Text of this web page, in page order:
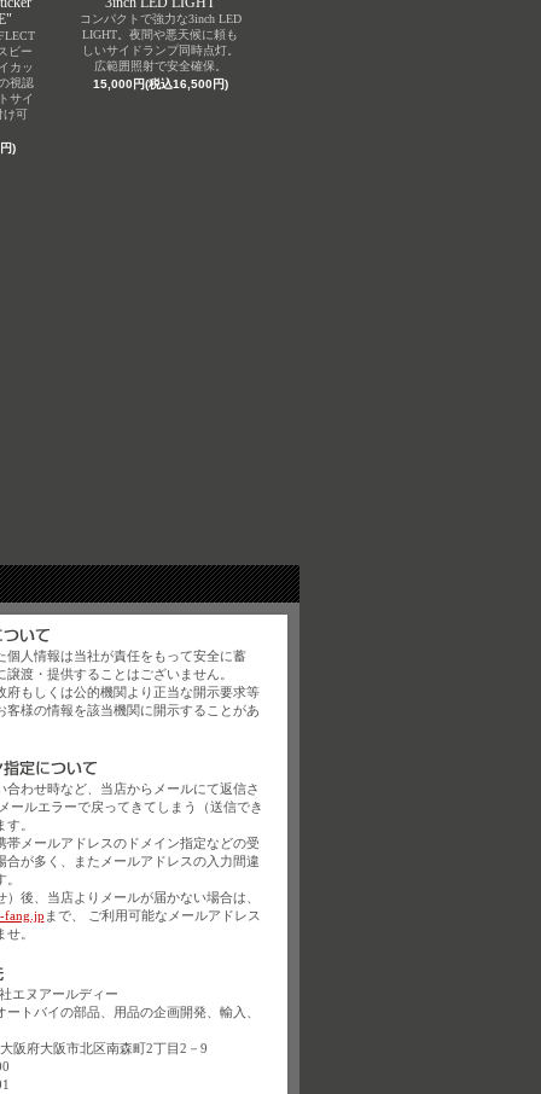
ビー
カッ
視認
サイ
け可
)
コンパクトで強力な3inch LED
LIGHT。夜間や悪天候に頼も
しいサイドランプ同時点灯。
広範囲照射で安全確保。
15,000円(税込16,500円)
個人情報は当社が責任をもって安全に蓄
渡・提供することはございません。
府もしくは公的機関より正当な開示要求等
客様の情報を該当機関に開示することがあ
合わせ時など、当店からメールにて返信さ
ールエラーで戻ってきてしまう（送信でき
。
帯メールアドレスのドメイン指定などの受
合が多く、またメールアドレスの入力間違
後、当店よりメールが届かない場合は、
fang.jp まで、 ご利用可能なメールアドレス
。
エヌアールディー
トバイの部品、用品の企画開発、輸入、
阪府大阪市北区南森町2丁目2－9